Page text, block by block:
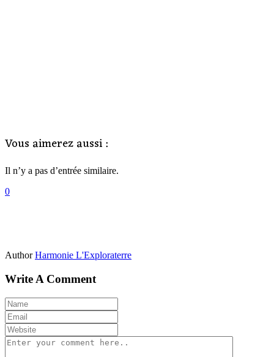
Vous aimerez aussi :
Il n’y a pas d’entrée similaire.
0
Author Harmonie L'Exploraterre
Write A Comment